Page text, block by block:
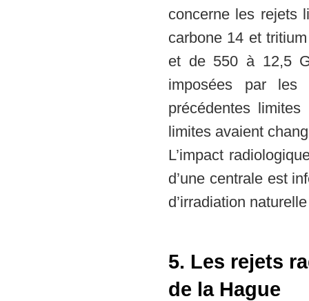
concerne les rejets
carbone 14 et
et de 550 à 12,5
imposées par
précédentes
limites avaient
L’impact
d’une centrale est
d’irradiation
5. Les rejets
de la Hague